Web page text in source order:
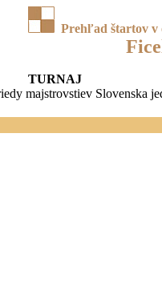
Prehľad štartov v
TURNAJ
majstrovstiev Slovenska